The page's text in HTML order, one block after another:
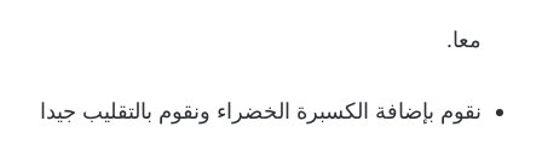
معا.
نقوم بإضافة الكسبرة الخضراء ونقوم بالتقليب جيدا